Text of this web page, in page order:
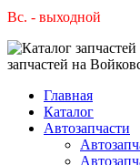
Вс. - выходной
Главная
Каталог
Автозапчасти